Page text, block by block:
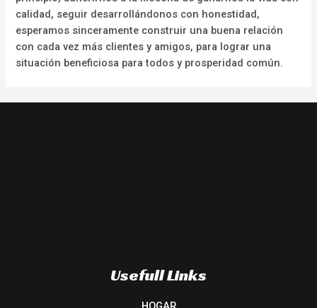
calidad, seguir desarrollándonos con honestidad,
esperamos sinceramente construir una buena relación
con cada vez más clientes y amigos, para lograr una
situación beneficiosa para todos y prosperidad común.
Usefull Links